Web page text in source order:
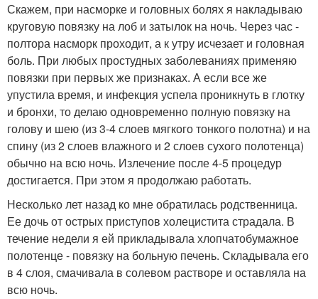
Скажем, при насморке и головных болях я накладываю
круговую повязку на лоб и затылок на ночь. Через час -
полтора насморк проходит, а к утру исчезает и головная
боль. При любых простудных заболеваниях применяю
повязки при первых же признаках. А если все же
упустила время, и инфекция успела проникнуть в глотку
и бронхи, то делаю одновременно полную повязку на
голову и шею (из 3-4 слоев мягкого тонкого полотна) и на
спину (из 2 слоев влажного и 2 слоев сухого полотенца)
обычно на всю ночь. Излечение после 4-5 процедур
достигается. При этом я продолжаю работать.
Несколько лет назад ко мне обратилась родственница.
Ее дочь от острых приступов холецистита страдала. В
течение недели я ей прикладывала хлопчатобумажное
полотенце - повязку на больную печень. Складывала его
в 4 слоя, смачивала в солевом растворе и оставляла на
всю ночь.